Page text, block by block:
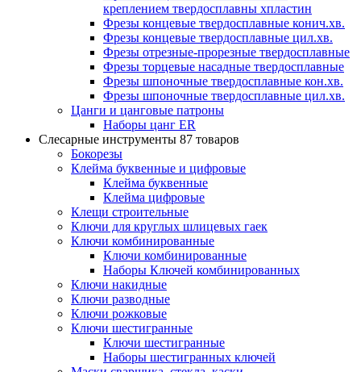
креплением твердосплавны хпластин
Фрезы концевые твердосплавные конич.хв.
Фрезы концевые твердосплавные цил.хв.
Фрезы отрезные-прорезные твердосплавные
Фрезы торцевые насадные твердосплавные
Фрезы шпоночные твердосплавные кон.хв.
Фрезы шпоночные твердосплавные цил.хв.
Цанги и цанговые патроны
Наборы цанг ER
Слесарные инструменты 87 товаров
Бокорезы
Клейма буквенные и цифровые
Клейма буквенные
Клейма цифровые
Клещи строительные
Ключи для круглых шлицевых гаек
Ключи комбинированные
Ключи комбинированные
Наборы Ключей комбинированных
Ключи накидные
Ключи разводные
Ключи рожковые
Ключи шестигранные
Ключи шестигранные
Наборы шестигранных ключей